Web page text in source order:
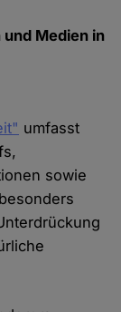
Medien in
umfasst
sowie